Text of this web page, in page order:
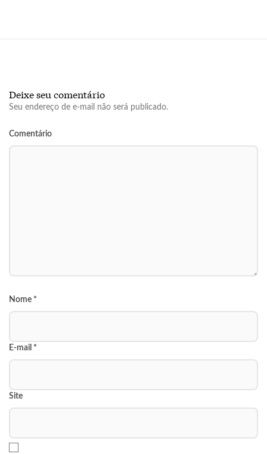
Deixe seu comentário
Seu endereço de e-mail não será publicado.
Comentário
Nome *
E-mail *
Site